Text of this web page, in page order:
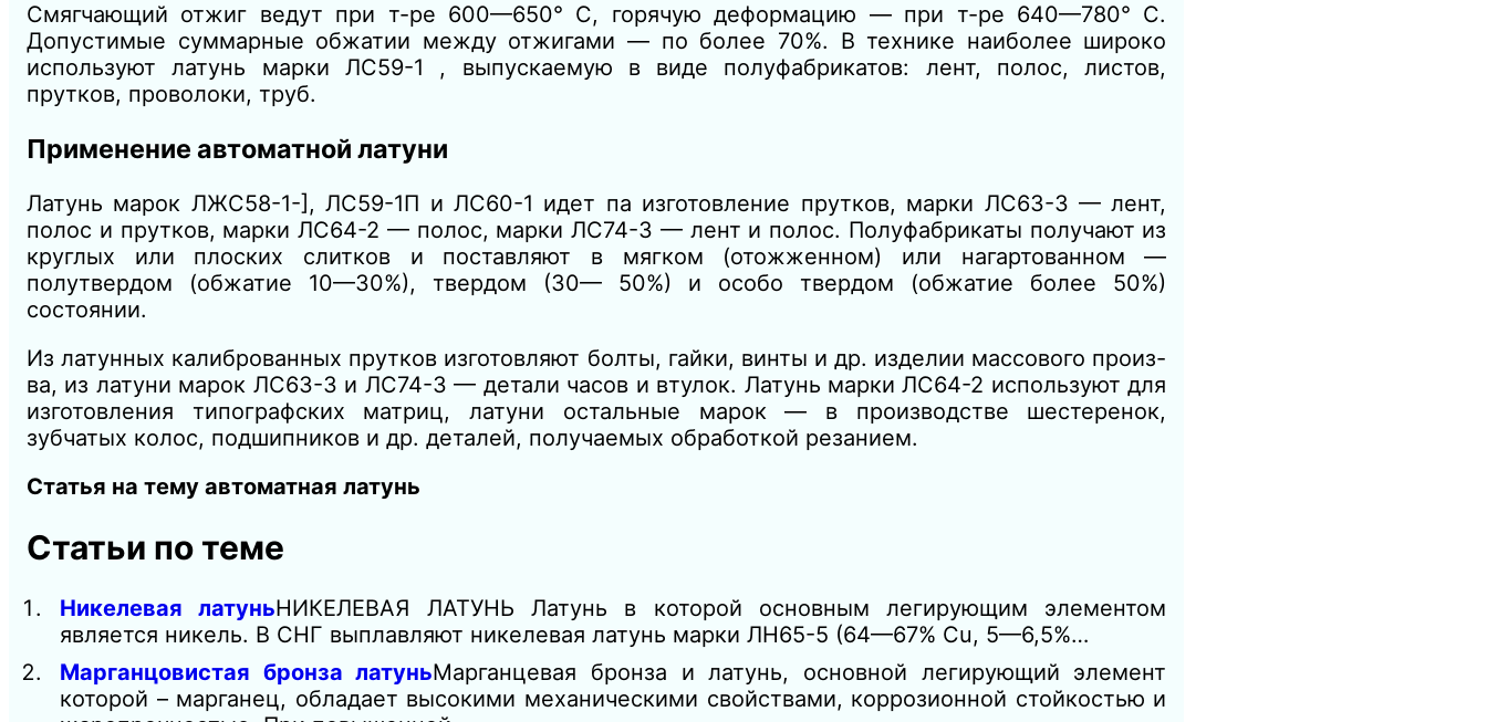
Смягчающий отжиг ведут при т-ре 600—650° С, горячую деформацию — при т-ре 640—780° С.
Допустимые суммарные обжатии между отжигами — по более 70%. В технике наиболее широко
используют латунь марки ЛС59-1 , выпускаемую в виде полуфабрикатов: лент, полос, листов,
прутков, проволоки, труб.
Применение автоматной латуни
Латунь марок ЛЖС58-1-], ЛС59-1П и ЛС60-1 идет па изготовление прутков, марки ЛС63-3 — лент,
полос и прутков, марки ЛС64-2 — полос, марки ЛС74-3 — лент и полос. Полуфабрикаты получают из
круглых или плоских слитков и поставляют в мягком (отожженном) или нагартованном —
полутвердом (обжатие 10—30%), твердом (30— 50%) и особо твердом (обжатие более 50%)
состоянии.
Из латунных калиброванных прутков изготовляют болты, гайки, винты и др. изделии массового произ-
ва, из латуни марок ЛС63-3 и ЛС74-3 — детали часов и втулок. Латунь марки ЛС64-2 используют для
изготовления типографских матриц, латуни остальные марок — в производстве шестеренок,
зубчатых колос, подшипников и др. деталей, получаемых обработкой резанием.
Статья на тему автоматная латунь
Статьи по теме
Никелевая латуньНИКЕЛЕВАЯ ЛАТУНЬ Латунь в которой основным легирующим элементом
является никель. В СНГ выплавляют никелевая латунь марки ЛН65-5 (64—67% Сu, 5—6,5%…
Марганцовистая бронза латуньМарганцевая бронза и латунь, основной легирующий элемент
которой – марганец, обладает высокими механическими свойствами, коррозионной стойкостью и